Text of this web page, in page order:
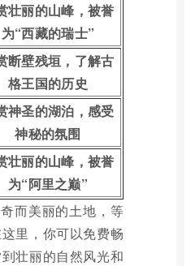
壮丽的山峰，被誉
为“西藏的瑞士”
断壁残垣，了解古
格王国的历史
神圣的湖泊，感受
神秘的氛围
壮丽的山峰，被誉
为“阿里之巅”
而美丽的土地，等
里，你可以免费畅
壮丽的自然风光和